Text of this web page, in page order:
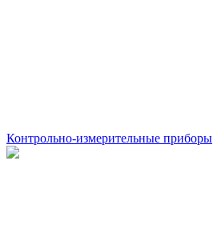
Контрольно-измерительные приборы